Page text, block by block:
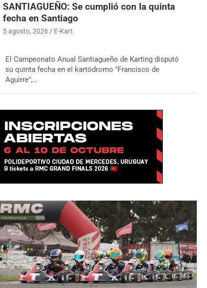
SANTIAGUEÑO: Se cumplió con la quinta
fecha en Santiago
5 agosto, 2026 E-Kart
El Campeonato Anual Santiagueño de Karting disputó
su quinta fecha en el kartódromo "Francisco de
Aguirre",…